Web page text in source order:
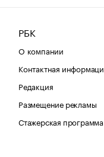
РБК
О компании
Контактная
Редакция
Размещение рекламы
Стажерская программа